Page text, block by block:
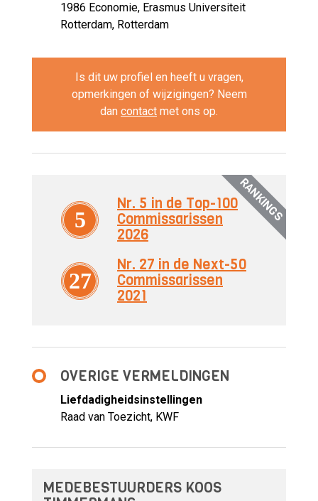
1986 Economie, Erasmus Universiteit
Rotterdam, Rotterdam
Is dit uw profiel en heeft u vragen,
opmerkingen of wijzigingen? Neem
dan contact met ons op.
RANKINGS
5
Nr. 5 in de Top-100
Commissarissen
2026
27
Nr. 27 in de Next-50
Commissarissen
2021
OVERIGE VERMELDINGEN
Liefdadigheidsinstellingen
Raad van Toezicht, KWF
MEDEBESTUURDERS KOOS